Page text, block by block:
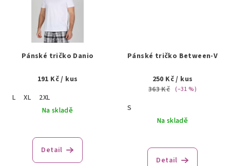
Pánské tričko Danio
191 Kč/ kus
L
XL
2XL
Na skladě
Detail
Pánské tričko Between-V
250 Kč/ kus
363 Kč (–31 %)
S
Na skladě
Detail